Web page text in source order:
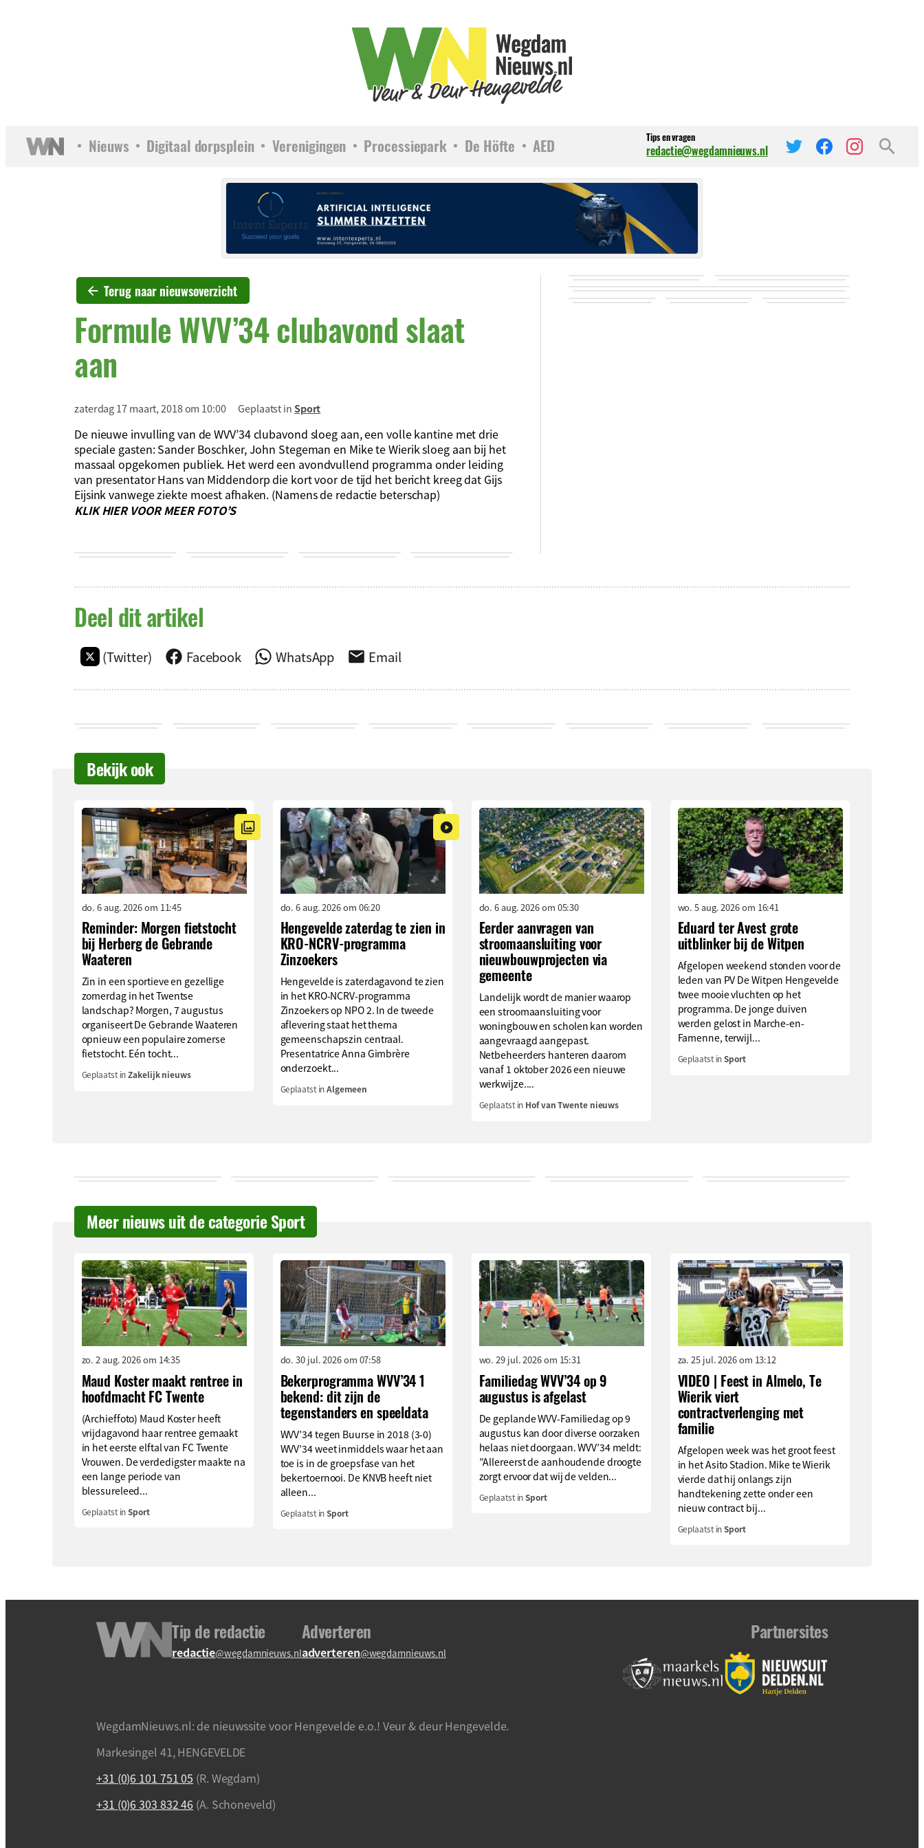
Nieuws Digitaal dorpsplein Verenigingen Processiepark De Höfte AED Tips en vragen
redactie@wegdamnieuws.nl
Terug naar nieuwsoverzicht
Formule WVV’34 clubavond slaat
aan
zaterdag 17 maart, 2018 om 10:00 Geplaatst inSport
De nieuwe invulling van de WVV’34 clubavond sloeg aan, een volle kantine met drie
speciale gasten: Sander Boschker, John Stegeman en Mike te Wierik sloeg aan bij het
massaal opgekomen publiek. Het werd een avondvullend programma onder leiding
van presentator Hans van Middendorp die kort voor de tijd het bericht kreeg dat Gijs
Eijsink vanwege ziekte moest afhaken. (Namens de redactie beterschap)
KLIK HIER VOOR MEER FOTO’S
Deel dit artikel
(Twitter) Facebook WhatsApp Email
Bekijk ook
do. 6 aug. 2026 om 11:45
Reminder: Morgen fietstocht
bij Herberg de Gebrande
Waateren
Zin in een sportieve en gezellige
zomerdag in het Twentse
landschap? Morgen, 7 augustus
organiseert De Gebrande Waateren
opnieuw een populaire zomerse
fietstocht. Eén tocht...
Geplaatst inZakelijk nieuws
do. 6 aug. 2026 om 06:20
Hengevelde zaterdag te zien in
KRO-NCRV-programma
Zinzoekers
Hengevelde is zaterdagavond te zien
in het KRO-NCRV-programma
Zinzoekers op NPO 2. In de tweede
aflevering staat het thema
gemeenschapszin centraal.
Presentatrice Anna Gimbrère
onderzoekt...
Geplaatst inAlgemeen
do. 6 aug. 2026 om 05:30
Eerder aanvragen van
stroomaansluiting voor
nieuwbouwprojecten via
gemeente
Landelijk wordt de manier waarop
een stroomaansluiting voor
woningbouw en scholen kan worden
aangevraagd aangepast.
Netbeheerders hanteren daarom
vanaf 1 oktober 2026 een nieuwe
werkwijze....
Geplaatst in Hof van Twente nieuws
wo. 5 aug. 2026 om 16:41
Eduard ter Avest grote
uitblinker bij de Witpen
Afgelopen weekend stonden voor de
leden van PV De Witpen Hengevelde
twee mooie vluchten op het
programma. De jonge duiven
werden gelost in Marche-en-
Famenne, terwijl...
Geplaatst inSport
Meer nieuws uit de categorie Sport
zo. 2 aug. 2026 om 14:35
Maud Koster maakt rentree in
hoofdmacht FC Twente
(Archieffoto) Maud Koster heeft
vrijdagavond haar rentree gemaakt
in het eerste elftal van FC Twente
Vrouwen. De verdedigster maakte na
een lange periode van
blessureleed...
Geplaatst inSport
do. 30 jul. 2026 om 07:58
Bekerprogramma WVV’34 1
bekend: dit zijn de
tegenstanders en speeldata
WVV’34 tegen Buurse in 2018 (3-0)
WVV’34 weet inmiddels waar het aan
toe is in de groepsfase van het
bekertoernooi. De KNVB heeft niet
alleen...
Geplaatst inSport
wo. 29 jul. 2026 om 15:31
Familiedag WVV’34 op 9
augustus is afgelast
De geplande WVV-Familiedag op 9
augustus kan door diverse oorzaken
helaas niet doorgaan. WVV’34 meldt:
”Allereerst de aanhoudende droogte
zorgt ervoor dat wij de velden...
Geplaatst inSport
za. 25 jul. 2026 om 13:12
VIDEO | Feest in Almelo, Te
Wierik viert
contractverlenging met
familie
Afgelopen week was het groot feest
in het Asito Stadion. Mike te Wierik
vierde dat hij onlangs zijn
handtekening zette onder een
nieuw contract bij...
Geplaatst inSport
Tip de redactie
redactie@wegdamnieuws.nl
Adverteren
adverteren@wegdamnieuws.nl
Partnersites
WegdamNieuws.nl: de nieuwssite voor Hengevelde e.o.! Veur & deur Hengevelde.
Markesingel 41, HENGEVELDE
+31 (0)6 101 751 05 (R. Wegdam)
+31 (0)6 303 832 46 (A. Schoneveld)